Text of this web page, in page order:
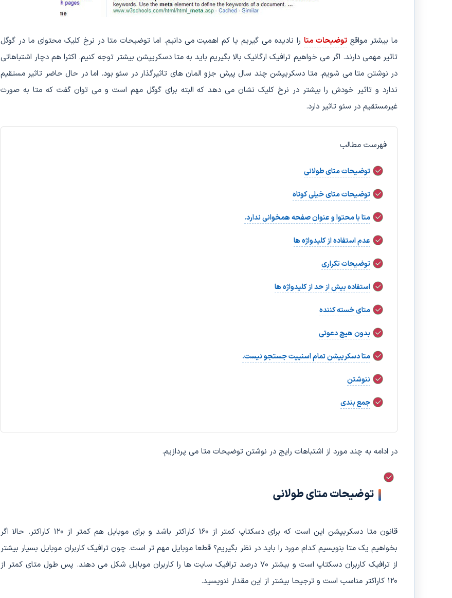
ما بیشتر مواقع توضیحات متارا نادیده می گیریم یا کم اهمیت می دانیم. اما توضیحات متا در نرخ کلیک محتوای ما در گوگل
تاثیر مهمی دارند. اگر می خواهیم ترافیک ارگانیک بالا بگیریم باید به متا دسکریپشن بیشتر توجه کنیم. اکثرا هم دچار اشتباهاتی
در نوشتن متا می شویم. متا دسکریپشن چند سال پیش جزو المان های تاثیرگذار در سئو بود. اما در حال حاضر تاثیر مستقیم
ندارد و تاثیر خودش را بیشتر در نرخ کلیک نشان می دهد که البته برای گوگل مهم است و می توان گفت که متا به صورت
غیرمستقیم در سئو تاثیر دارد.
فهرست مطالب
توضیحات متای طولانی
توضیحات متای خیلی کوتاه
متا با محتوا و عنوان صفحه همخوانی ندارد.
عدم استفاده از کلیدواژه ها
توضیحات تکراری
استفاده بیش از حد از کلیدواژه ها
متای خسته کننده
بدون هیچ دعوتی
متا دسکریپشن تمام اسنیپت جستجو نیست.
ننوشتن
جمع بندی
در ادامه به چند مورد از اشتباهات رایج در نوشتن توضیحات متا می پردازیم.
توضیحات متای طولانی
قانون متا دسکریپشن این است که برای دسکتاپ کمتر از ۱۶۰ کاراکتر باشد و برای موبایل هم کمتر از ۱۲۰ کاراکتر. حالا اگر
بخواهیم یک متا بنویسیم کدام مورد را باید در نظر بگیریم؟ قطعا موبایل مهم تر است. چون ترافیک کاربران موبایل بسیار بیشتر
از ترافیک کاربران دسکتاپ است و بیشتر ۷۰ درصد ترافیک سایت ها را کاربران موبایل شکل می دهند. پس طول متای کمتر از
۱۲۰ کاراکتر مناسب است و ترجیحا بیشتر از این مقدار ننویسید.